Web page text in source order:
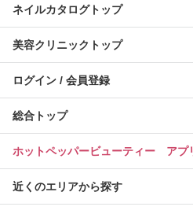
ネイルカタログトップ
美容クリニックトップ
ログイン / 会員登録
総合トップ
ホットペッパービューティー アプ
近くのエリアから探す